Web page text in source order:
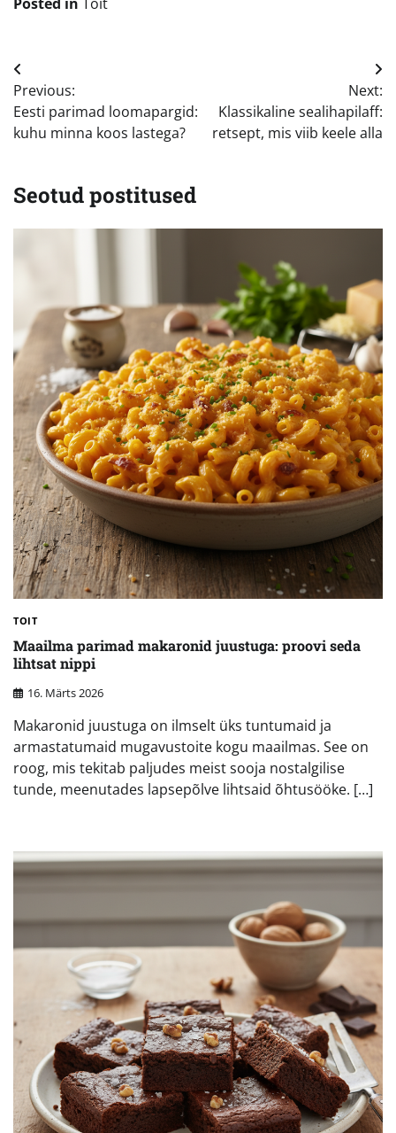
Navigeerimine
Previous:
Eesti parimad loomapargid:
kuhu minna koos lastega?
Next:
Klassikaline sealihapilaff:
retsept, mis viib keele alla
Seotud postitused
TOIT
Maailma parimad makaronid juustuga: proovi seda
lihtsat nippi
16. Märts 2026
Makaronid juustuga on ilmselt üks tuntumaid ja
armastatumaid mugavustoite kogu maailmas. See on
roog, mis tekitab paljudes meist sooja nostalgilise
tunde, meenutades lapsepõlve lihtsaid õhtusööke. […]